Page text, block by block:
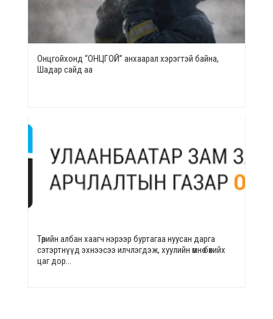
Онцгойхонд “ОНЦГОЙ” анхаарал хэрэгтэй байна,
Шадар сайд аа
Төрийн албан хаагч нэрээр буртагаа нуусан дарга
сэтэртнүүд эхнээсээ илчлэгдэж, хуулийн өмнө бөхийх
цаг дор…